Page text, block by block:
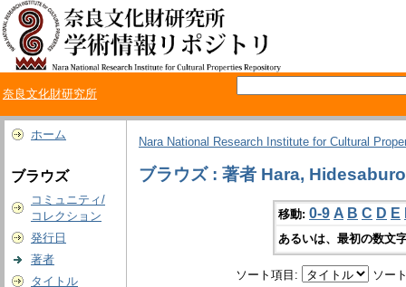
奈良文化財研究所
ホーム
ブラウズ
コミュニティ/
コレクション
発行日
著者
タイトル
Nara National Research Institute for Cultural
ブラウズ : 著者 Hara,
移動: 0-9 A B C D E
あるいは、最初の数文
ソート項目: ソー